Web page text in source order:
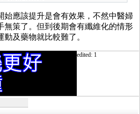
始應該提升是會有效果，不然中醫婦
無策了。但到後期會有纖維化的情形
動及藥物就比較難了。
edited: 1